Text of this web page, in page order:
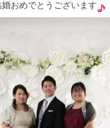
婚おめでとうございます